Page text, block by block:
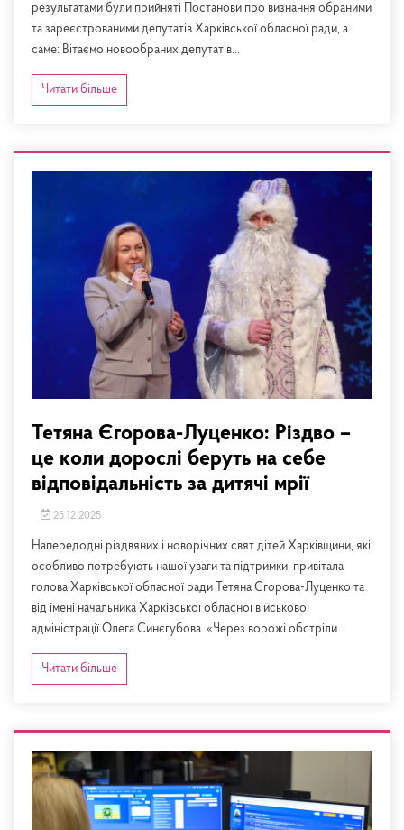
результатами були прийняті Постанови про визнання обраними
та зареєстрованими депутатів Харківської обласної ради, а
саме: Вітаємо новообраних депутатів...
Читати більше
Тетяна Єгорова-Луценко: Різдво –
це коли дорослі беруть на себе
відповідальність за дитячі мрії
25.12.2025
Напередодні різдвяних і новорічних свят дітей Харківщини, які
особливо потребують нашої уваги та підтримки, привітала
голова Харківської обласної ради Тетяна Єгорова-Луценко та
від імені начальника Харківської обласної військової
адміністрації Олега Синєгубова. «Через ворожі обстріли...
Читати більше